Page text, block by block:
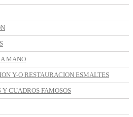
MANO
Y-O RESTAURACION ESMALTES
Y CUADROS FAMOSOS